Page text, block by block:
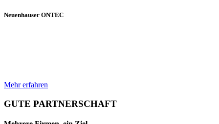
Neuenhauser ONTEC
Mehr erfahren
GUTE PARTNERSCHAFT